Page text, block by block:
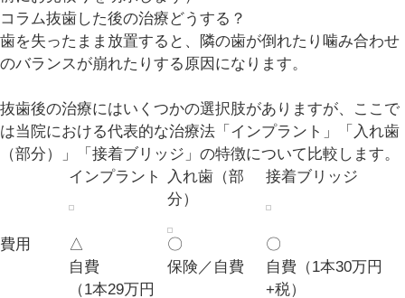
コラム抜歯した後の治療どうする？
歯を失ったまま放置すると、隣の歯が倒れたり噛み合わせ
のバランスが崩れたりする原因になります。
抜歯後の治療にはいくつかの選択肢がありますが、ここで
は当院における代表的な治療法「インプラント」「入れ歯
（部分）」「接着ブリッジ」の特徴について比較します。
インプラント
入れ歯（部
分）
接着ブリッジ
費用
△
自費
（1本29万円
〇
保険／自費
〇
自費（1本30万円
+税）